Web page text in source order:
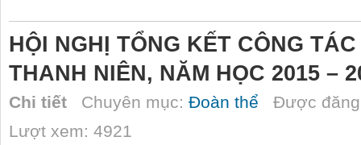
HỘI NGHỊ TỔNG KẾT CÔNG
THANH NIÊN, NĂM HỌC 2015 –
Chi tiết Chuyên mục: Đoàn thể Được
Lượt xem: 4921